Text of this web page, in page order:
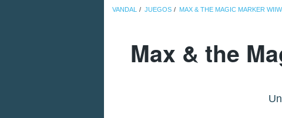
VANDAL JUEGOS MAX & THE MAGIC MARKER WIIW
Max & the